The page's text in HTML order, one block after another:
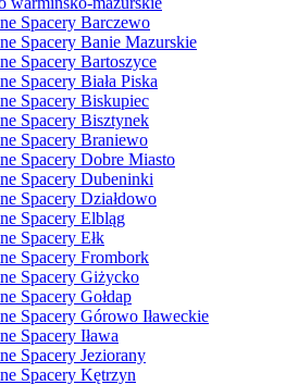
Spacery Tykocin
Spacery Wasilków
Spacery Wysokie Mazowieckie
Spacery Zabłudów
Spacery Zambrów
Spacery Barczewo
Spacery Banie Mazurskie
Spacery Bartoszyce
Spacery Biała Piska
Spacery Biskupiec
Spacery Bisztynek
Spacery Braniewo
Spacery Dobre Miasto
Spacery Dubeninki
Spacery Działdowo
Spacery Elbląg
Spacery Ełk
Spacery Frombork
Spacery Giżycko
Spacery Gołdap
Spacery Górowo Iławeckie
Spacery Iława
Spacery Jeziorany
Spacery Kętrzyn